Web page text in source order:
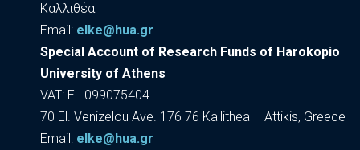
Καλλιθέα
Εmail: elke@hua.gr
Special Account of Research Funds of Harokopio
University of Athens
VAT: EL 099075404
70 El. Venizelou Ave. 176 76 Kallithea – Attikis, Greece
Εmail: elke@hua.gr